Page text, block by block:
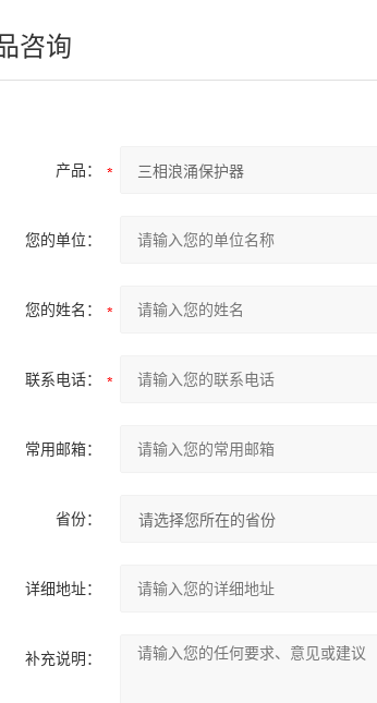
咨询
产品：
您的单位：
您的姓名：
联系电话：
常用邮箱：
省份：
详细地址：
补充说明：